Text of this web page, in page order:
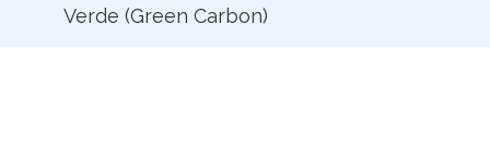
Verde (Green Carbon)